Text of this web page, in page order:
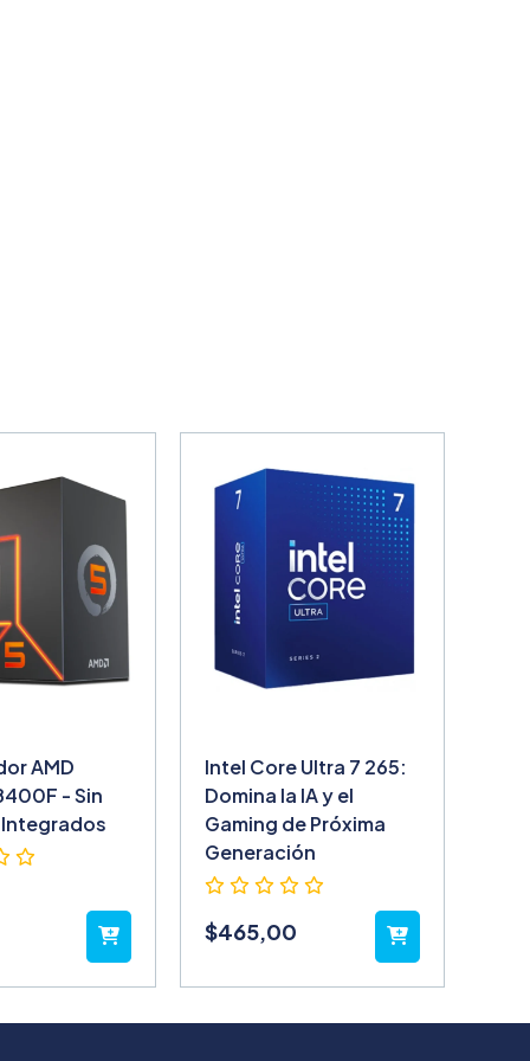
AMD
- Sin
Intel Core Ultra 7 265:
Domina la IA y el
Gaming de Próxima
Generación
$465,00